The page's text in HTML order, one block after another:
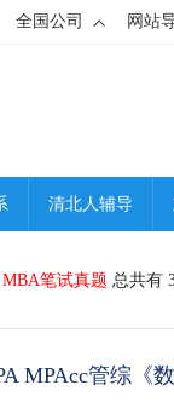
全国公司 网站
清北人辅导
MBA笔试真题 总共有
MPAcc管综《